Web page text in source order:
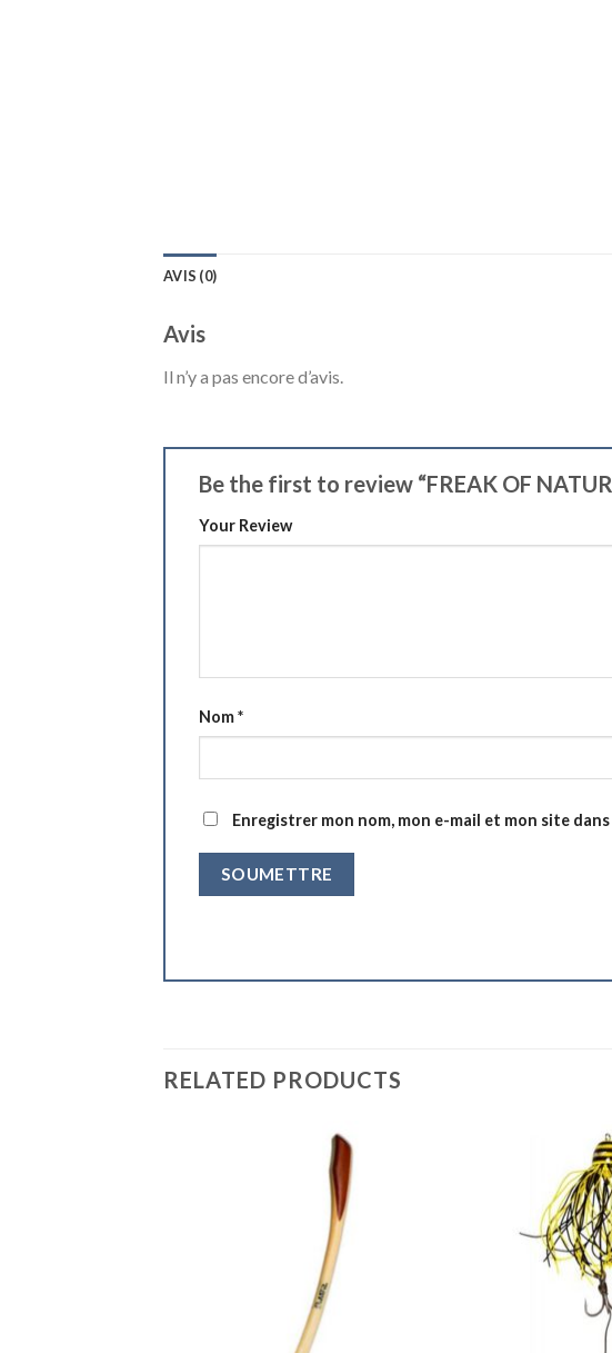
AVIS (0)
Avis
Il n’y a pas encore d’avis.
Be the first to review “FREAK OF
Your Review
Nom*
Enregistrer mon nom, mon e-mail et mon site
RELATED PRODUCTS